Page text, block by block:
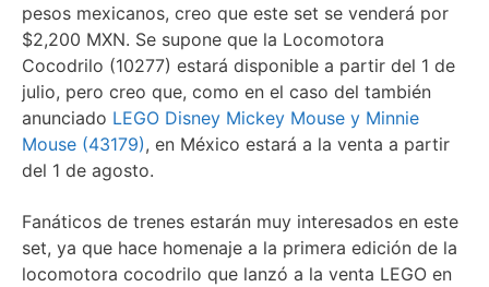
pesos mexicanos, creo que este set se venderá por
$2,200 MXN. Se supone que la Locomotora
Cocodrilo (10277) estará disponible a partir del 1 de
julio, pero creo que, como en el caso del también
anunciado LEGO Disney Mickey Mouse y Minnie
Mouse (43179), en México estará a la venta a partir
del 1 de agosto.
Fanáticos de trenes estarán muy interesados en este
set, ya que hace homenaje a la primera edición de la
locomotora cocodrilo que lanzó a la venta LEGO en